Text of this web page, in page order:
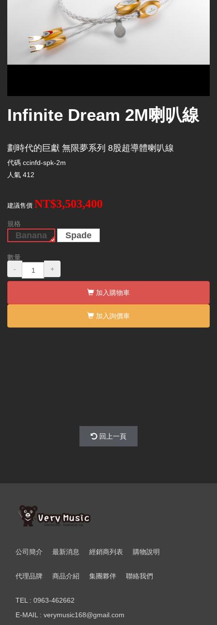
Infinite Dream 2M喇叭線
劃時代的巨獻 無限夢系列 8股超導體喇叭線
代碼 ccinfd-spk-2m
人氣 412
建議售價 NT$3,503,400
規格
Banana Spade
數量
-
+
加入購物車
加入詢價車
回上一頁
公司簡介 最新消息 經銷商列表 購物說明
代理品牌 商品介紹 集團夥伴 聯絡我們
TEL : 0963-462662
E-MAIL : verymusic168@gmail.com